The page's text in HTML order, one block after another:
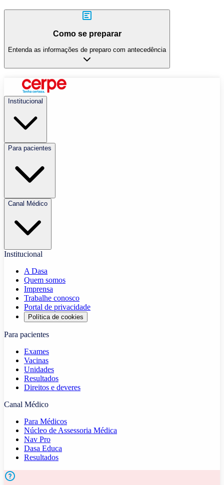
Como se preparar
Entenda as informações de preparo com antecedência
Institucional
Para pacientes
Canal Médico
Institucional
A Dasa
Quem somos
Imprensa
Trabalhe conosco
Portal de privacidade
Política de cookies
Para pacientes
Exames
Vacinas
Unidades
Resultados
Direitos e deveres
Canal Médico
Para Médicos
Núcleo de Assessoria Médica
Nav Pro
Dasa Educa
Resultados